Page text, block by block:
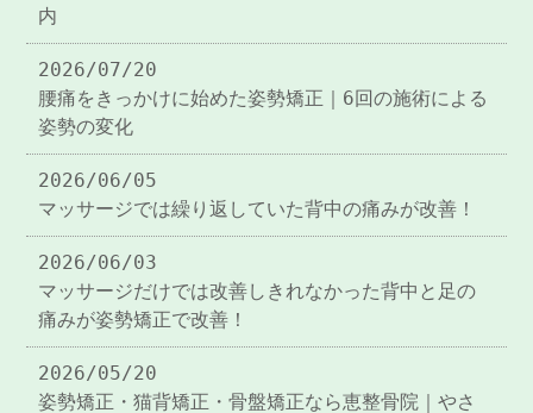
内
2026/07/20
腰痛をきっかけに始めた姿勢矯正｜6回の施術による
姿勢の変化
2026/06/05
マッサージでは繰り返していた背中の痛みが改善！
2026/06/03
マッサージだけでは改善しきれなかった背中と足の
痛みが姿勢矯正で改善！
2026/05/20
姿勢矯正・猫背矯正・骨盤矯正なら恵整骨院｜やさ